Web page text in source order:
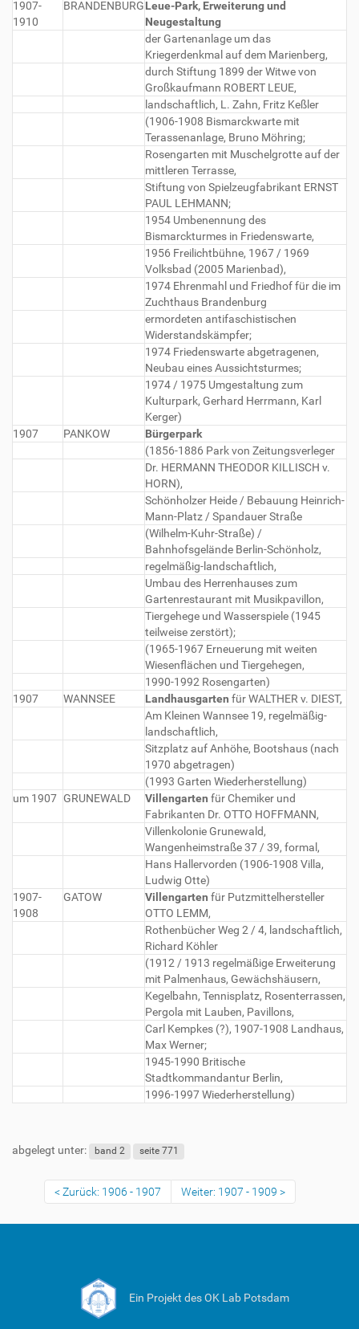
1907-
1910
BRANDENBURGLeue-Park, Erweiterung und
Neugestaltung
der Gartenanlage um das
Kriegerdenkmal auf dem Marienberg,
durch Stiftung 1899 der Witwe von
Großkaufmann ROBERT LEUE,
landschaftlich, L. Zahn, Fritz Keßler
(1906-1908 Bismarckwarte mit
Terassenanlage, Bruno Möhring;
Rosengarten mit Muschelgrotte auf der
mittleren Terrasse,
Stiftung von Spielzeugfabrikant ERNST
PAUL LEHMANN;
1954 Umbenennung des
Bismarckturmes in Friedenswarte,
1956 Freilichtbühne, 1967 / 1969
Volksbad (2005 Marienbad),
1974 Ehrenmahl und Friedhof für die im
Zuchthaus Brandenburg
ermordeten antifaschistischen
Widerstandskämpfer;
1974 Friedenswarte abgetragenen,
Neubau eines Aussichtsturmes;
1974 / 1975 Umgestaltung zum
Kulturpark, Gerhard Herrmann, Karl
Kerger)
1907
PANKOW
Bürgerpark
(1856-1886 Park von Zeitungsverleger
Dr. HERMANN THEODOR KILLISCH v.
HORN),
Schönholzer Heide / Bebauung Heinrich-
Mann-Platz / Spandauer Straße
(Wilhelm-Kuhr-Straße) /
Bahnhofsgelände Berlin-Schönholz,
regelmäßig-landschaftlich,
Umbau des Herrenhauses zum
Gartenrestaurant mit Musikpavillon,
Tiergehege und Wasserspiele (1945
teilweise zerstört);
(1965-1967 Erneuerung mit weiten
Wiesenflächen und Tiergehegen,
1990-1992 Rosengarten)
1907
WANNSEE Landhausgarten für WALTHER v. DIEST,
Am Kleinen Wannsee 19, regelmäßig-
landschaftlich,
Sitzplatz auf Anhöhe, Bootshaus (nach
1970 abgetragen)
(1993 Garten Wiederherstellung)
um 1907 GRUNEWALD Villengarten für Chemiker und
Fabrikanten Dr. OTTO HOFFMANN,
Villenkolonie Grunewald,
Wangenheimstraße 37 / 39, formal,
Hans Hallervorden (1906-1908 Villa,
Ludwig Otte)
1907-
1908
GATOW Villengarten für Putzmittelhersteller
OTTO LEMM,
Rothenbücher Weg 2 / 4, landschaftlich,
Richard Köhler
(1912 / 1913 regelmäßige Erweiterung
mit Palmenhaus, Gewächshäusern,
Kegelbahn, Tennisplatz, Rosenterrassen,
Pergola mit Lauben, Pavillons,
Carl Kempkes (?), 1907-1908 Landhaus,
Max Werner;
1945-1990 Britische
Stadtkommandantur Berlin,
1996-1997 Wiederherstellung)
abgelegt unter: band 2 seite 771
Zurück: 1906 - 1907 Weiter: 1907 - 1909
Ein Projekt des OK Lab Potsdam